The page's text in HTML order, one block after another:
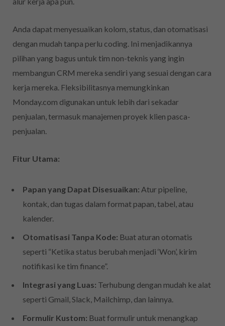
Anda dapat menyesuaikan kolom, status, dan otomatisasi
dengan mudah tanpa perlu coding. Ini menjadikannya
pilihan yang bagus untuk tim non-teknis yang ingin
membangun CRM mereka sendiri yang sesuai dengan cara
kerja mereka. Fleksibilitasnya memungkinkan
Monday.com digunakan untuk lebih dari sekadar
penjualan, termasuk manajemen proyek klien pasca-
penjualan.
Fitur Utama:
Papan yang Dapat Disesuaikan: Atur pipeline,
kontak, dan tugas dalam format papan, tabel, atau
kalender.
Otomatisasi Tanpa Kode: Buat aturan otomatis
seperti “Ketika status berubah menjadi ‘Won’, kirim
notifikasi ke tim finance”.
Integrasi yang Luas: Terhubung dengan mudah ke alat
seperti Gmail, Slack, Mailchimp, dan lainnya.
Formulir Kustom: Buat formulir untuk menangkap